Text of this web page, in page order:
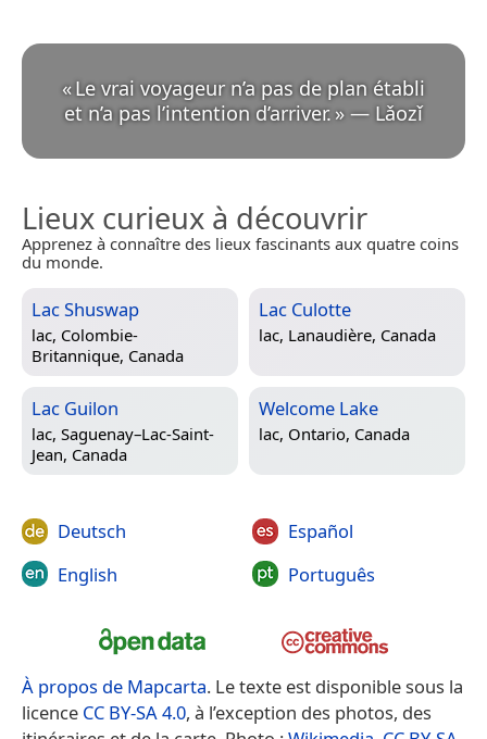
«Le vrai voyageur n’a pas de plan établi
et n’a pas l’intention d’arriver. » — Lǎozǐ
Lieux curieux à découvrir
Apprenez à connaître des lieux fascinants aux quatre coins
du monde.
Lac Shuswap
lac, Colombie-
Britannique, Canada
Lac Culotte
lac, Lanaudière, Canada
Lac Guilon
lac, Saguenay–Lac-Saint-
Jean, Canada
Welcome Lake
lac, Ontario, Canada
Deutsch
English
Español
Português
À propos de Mapcarta. Le texte est disponible sous la
licence CC BY-SA 4.0, à l’exception des photos, des